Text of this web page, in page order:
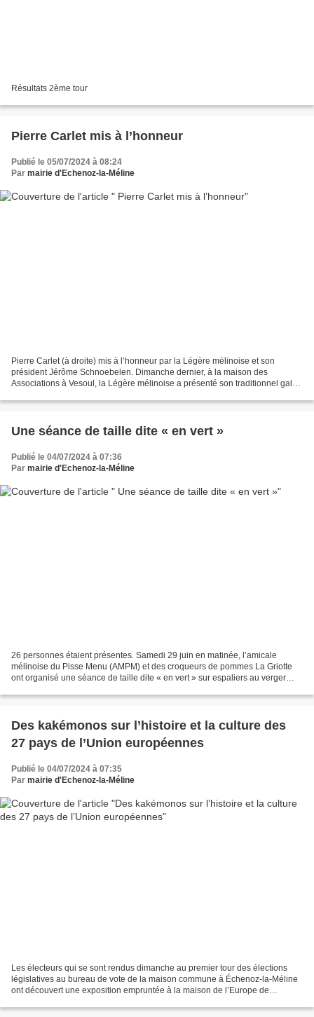
Résultats 2ème tour
Pierre Carlet mis à l’honneur
Publié le 05/07/2024 à 08:24
Par mairie d'Echenoz-la-Méline
Pierre Carlet (à droite) mis à l’honneur par la Légère mélinoise et son
président Jérôme Schnoebelen. Dimanche dernier, à la maison des
Associations à Vesoul, la Légère mélinoise a présenté son traditionnel gala
Une séance de taille dite « en vert »
Publié le 04/07/2024 à 07:36
Par mairie d'Echenoz-la-Méline
26 personnes étaient présentes. Samedi 29 juin en matinée, l’amicale
mélinoise du Pisse Menu (AMPM) et des croqueurs de pommes La Griotte
ont organisé une séance de taille dite « en vert » sur espaliers au verger
Des kakémonos sur l’histoire et la culture des
27 pays de l’Union européennes
Publié le 04/07/2024 à 07:35
Par mairie d'Echenoz-la-Méline
Les électeurs qui se sont rendus dimanche au premier tour des élections
législatives au bureau de vote de la maison commune à Échenoz-la-Méline
ont découvert une exposition empruntée à la maison de l’Europe de